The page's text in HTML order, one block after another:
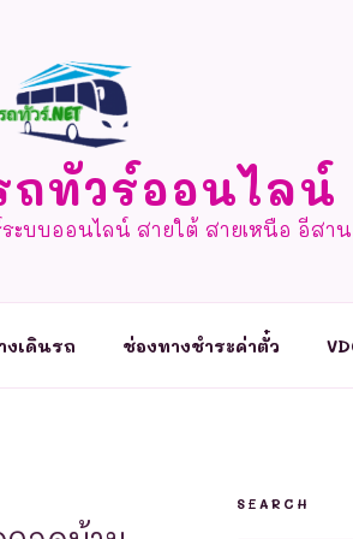
ถทัวร์ออนไลน์
ะบบออนไลน์ สายใต้ สายเหนือ อีสาน
เดินรถ ช่องทางชำระค่าตั๋ว
SEARCH